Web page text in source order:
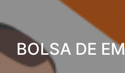
BOLSA DE